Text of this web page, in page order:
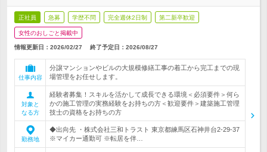
正社員 急募 学歴不問 完全週休2日制 第二新卒歓迎
女性のおしごと掲載中
情報更新日：2026/02/27 終了予定日： 2026/08/27
仕事内容
分譲マンションやビルの大規模修繕工事の着工から完工までの現
場管理をお任せします。
対象と
なる方
経験者募集！スキルを活かして成長できる環境＜必須要件＞何ら
かの施工管理の実務経験をお持ちの方＜歓迎要件＞建築施工管理
技士の資格をお持ちの方
勤務地
◆出向先 ・株式会社三和トラスト 東京都練馬区石神井台2-29-37
※マイカー通勤可 ※転居を伴…